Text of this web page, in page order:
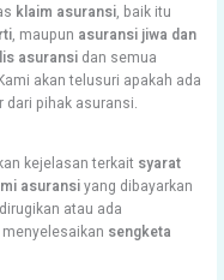
klaim asuransi, baik itu
, maupun asuransi jiwa dan
asuransi dan semua
akan telusuri apakah ada
dari pihak asuransi.
kejelasan terkait syarat
asuransiyang dibayarkan
atau ada
sengketa